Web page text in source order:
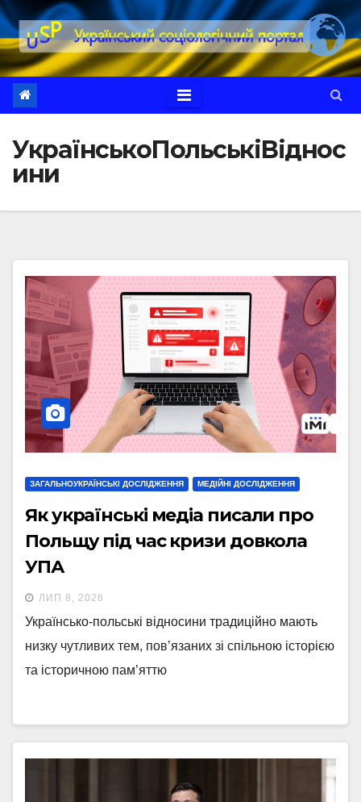
Перейти
до
вмісту
УкраїнськоПольськіВіднос
ини
ЗАГАЛЬНОУКРАЇНСЬКІ ДОСЛІДЖЕННЯ МЕДІЙНІ ДОСЛІДЖЕННЯ
Як українські медіа писали про
Польщу під час кризи довкола
УПА
ЛИП 8, 2026
Українсько-польські відносини традиційно мають
низку чутливих тем, пов’язаних зі спільною історією
та історичною пам’яттю